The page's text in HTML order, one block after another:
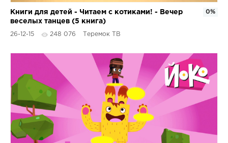
Книги для детей - Читаем с котиками! - Вечер
веселых танцев (5 книга)
26-12-15 248 076 Теремок ТВ
0%